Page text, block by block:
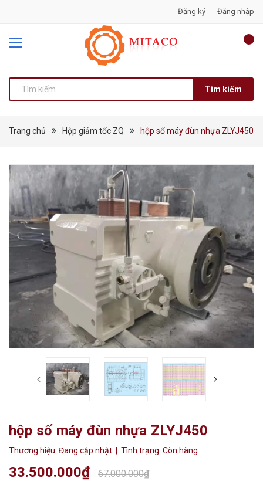
Đăng ký Đăng nhập
Tìm kiếm
Trang chủ Hộp giảm tốc ZQ hộp số máy đùn nhựa ZLYJ450
hộp số máy đùn nhựa ZLYJ450
Thương hiệu: Đang cập nhật | Tình trạng: Còn hàng
33.500.000₫ 67.000.000₫